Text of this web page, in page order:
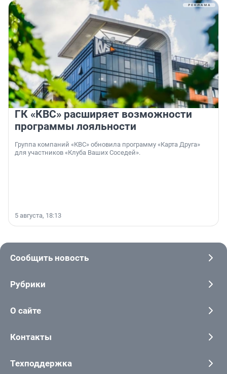
ГК «КВС» расширяет возможности
программы лояльности
Группа компаний «КВС» обновила программу «Карта Друга»
для участников «Клуба Ваших Соседей».
5 августа, 18:13
Сообщить новость
Рубрики
О сайте
Контакты
Техподдержка